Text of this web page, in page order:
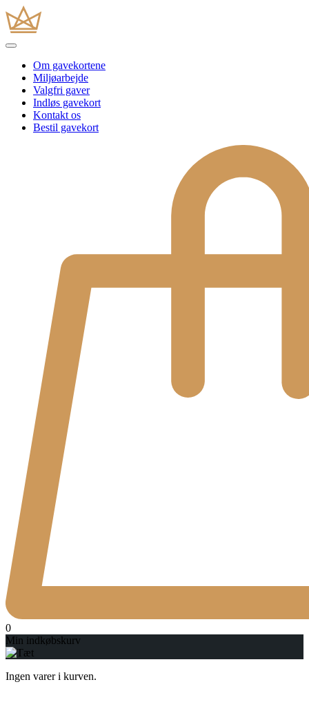
Om gavekortene
Miljøarbejde
Valgfri gaver
Indløs gavekort
Kontakt os
Bestil gavekort
0
Min indkøbskurv
Ingen varer i kurven.